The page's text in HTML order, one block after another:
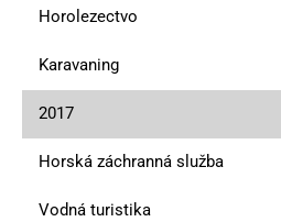
Horolezectvo
Karavaning
2017
Horská záchranná služba
Vodná turistika